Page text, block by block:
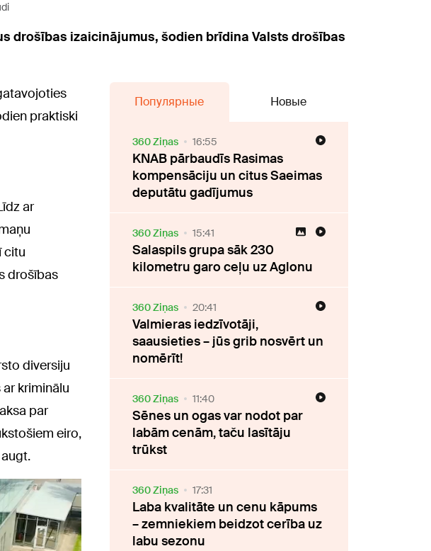
drošības izaicinājumus, šodien brīdina Valsts drošības
praktiski
ar
citu
drošības
diversiju
kriminālu
par
eiro,
Популярные Новые
360 Ziņas 16:55
KNAB pārbaudīs Rasimas
kompensāciju un citus Saeimas
deputātu gadījumus
360 Ziņas 15:41
Salaspils grupa sāk 230
kilometru garo ceļu uz Aglonu
360 Ziņas 20:41
Valmieras iedzīvotāji,
saausieties – jūs grib nosvērt un
nomērīt!
360 Ziņas 11:40
Sēnes un ogas var nodot par
labām cenām, taču lasītāju
trūkst
360 Ziņas 17:31
Laba kvalitāte un cenu kāpums
– zemniekiem beidzot cerība uz
labu sezonu